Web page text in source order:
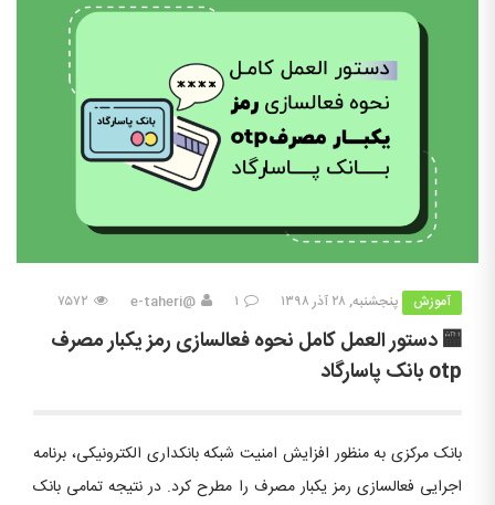
آموزش پنجشنبه, ۲۸ آذر ۱۳۹۸ ۱ @e-taheri ۷۵۷۲
🏧 دستور العمل کامل نحوه فعالسازی رمز یکبار مصرف
otp بانک پاسارگاد
بانک مرکزی به منظور افزایش امنیت شبکه بانکداری الکترونیکی، برنامه
اجرایی فعالسازی رمز یکبار مصرف را مطرح کرد. در نتیجه تمامی بانک